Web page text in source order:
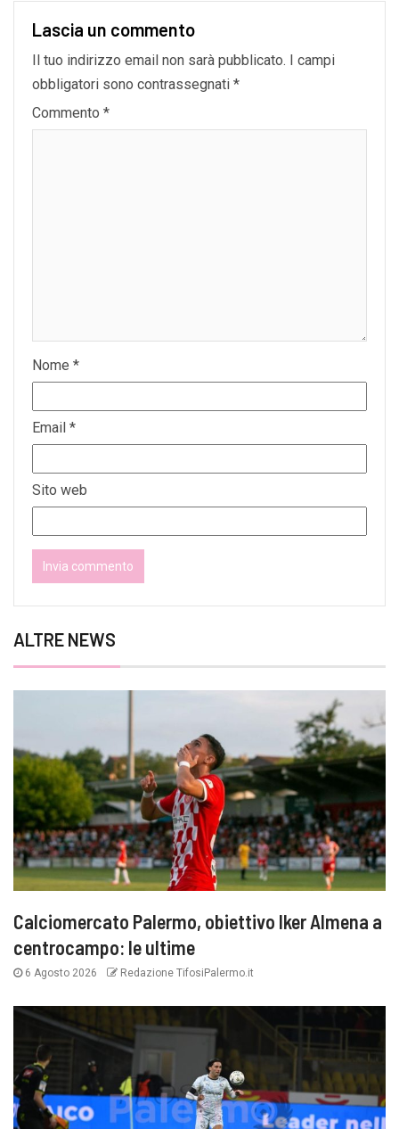
Lascia un commento
Il tuo indirizzo email non sarà pubblicato. I campi
obbligatori sono contrassegnati *
Commento *
Nome *
Email *
Sito web
ALTRE NEWS
Calciomercato Palermo, obiettivo Iker Almena a
centrocampo: le ultime
6 Agosto 2026 Redazione TifosiPalermo.it